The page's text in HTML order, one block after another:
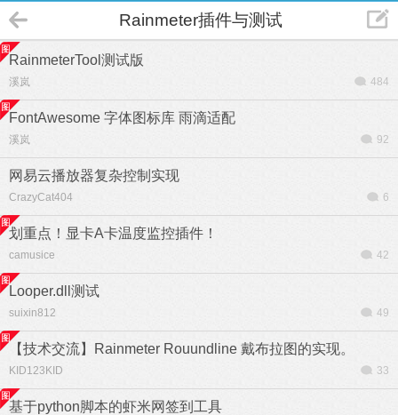
Rainmeter插件与测试
RainmeterTool测试版
溪岚 484
FontAwesome 字体图标库 雨滴适配
溪岚 92
网易云播放器复杂控制实现
CrazyCat404 6
划重点！显卡A卡温度监控插件！
camusice 42
Looper.dll测试
suixin812 49
【技术交流】Rainmeter Rouundline 戴布拉图的实现。
KID123KID 33
基于python脚本的虾米网签到工具